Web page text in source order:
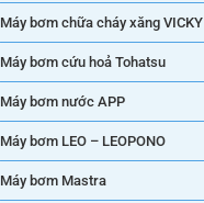
Máy bơm chữa cháy xăng VICKY
Máy bơm cứu hoả Tohatsu
Máy bơm nước APP
Máy bơm LEO – LEOPONO
Máy bơm Mastra